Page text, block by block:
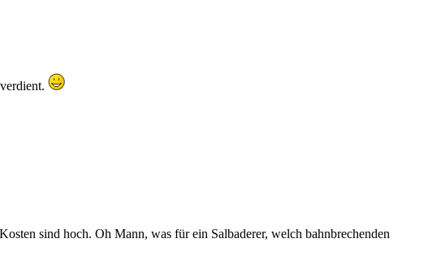
sind hoch. Oh Mann, was für ein Salbaderer, welch bahnbrechenden